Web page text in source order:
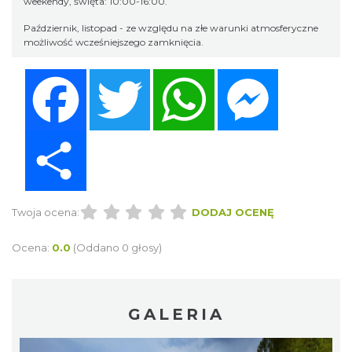
Październik, listopad - ze względu na złe warunki atmosferyczne
możliwość wcześniejszego zamknięcia.
Twitter WhatsApp
Twoja ocena: DODAJ OCENĘ
Ocena: 0.0 (Oddano 0 głosy)
GALERIA